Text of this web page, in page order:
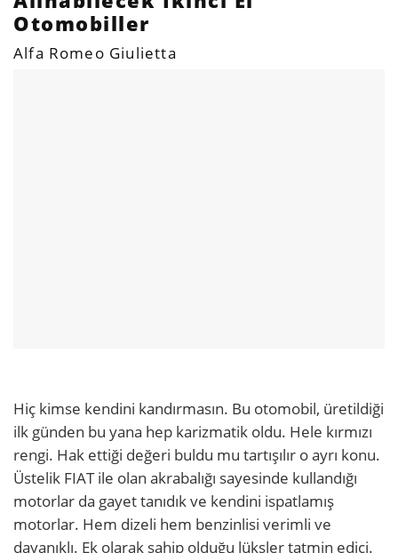
Otomobiller
Alfa Romeo Giulietta
Hiç kimse kendini kandırmasın. Bu otomobil, üretildiği
ilk günden bu yana hep karizmatik oldu. Hele kırmızı
rengi. Hak ettiği değeri buldu mu tartışılır o ayrı konu.
Üstelik FIAT ile olan akrabalığı sayesinde kullandığı
motorlar da gayet tanıdık ve kendini ispatlamış
motorlar. Hem dizeli hem benzinlisi verimli ve
dayanıklı. Ek olarak sahip olduğu lüksler tatmin edici.